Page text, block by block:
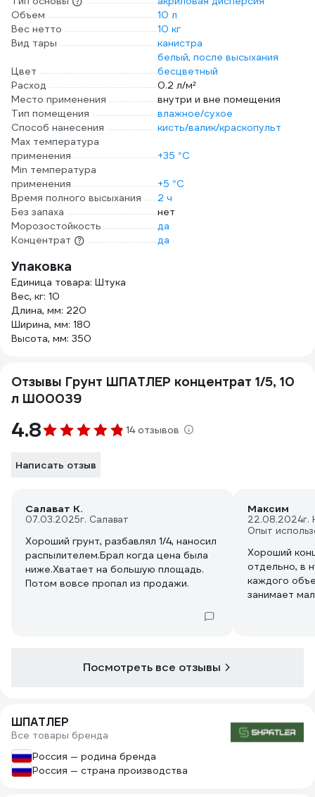
Объем
10 л
Вес нетто
10 кг
Вид тары
канистра
Цвет
белый, после высыхания
бесцветный
Расход
0.2 л/м²
Место применения
внутри и вне помещения
Тип помещения
влажное/сухое
Способ нанесения
кисть/валик/краскопульт
Max температура
применения
+35 °С
Min температура
применения
+5 °С
Время полного высыхания
2 ч
Без запаха
нет
Морозостойкость
да
Концентрат
да
Упаковка
Единица товара: Штука
Вес, кг: 10
Длина, мм: 220
Ширина, мм: 180
Высота, мм: 350
Отзывы Грунт ШПАТЛЕР концентрат 1/5, 10
л Ш00039
4.8 14 отзывов
Написать отзыв
Салават К.
07.03.2025г. Салават
Хороший грунт, разбавлял 1/4, наносил
распылителем.Брал когда цена была
ниже.Хватает на большую площадь.
Потом вовсе пропал из продажи.
Максим
22.08.2024г.
Опыт
Хороший
отдельно, в
каждого
занимает
Посмотреть все отзывы
ШПАТЛЕР
Все товары бренда
Россия — родина бренда
Россия — страна производства